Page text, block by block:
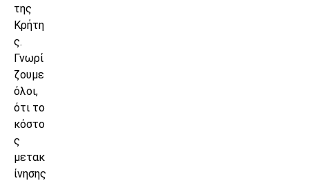
της
Κρήτη
ς.
Γνωρί
ζουμε
όλοι,
ότι το
κόστο
ς
μετακ
ίνησης